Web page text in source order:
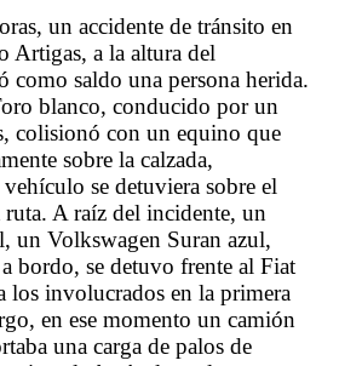
un accidente de tránsito en
Artigas, a la altura del
saldo una persona herida.
blanco, conducido por un
colisionó con un equino que
sobre la calzada,
se detuviera sobre el
A raíz del incidente, un
un Volkswagen Suran azul,
bordo, se detuvo frente al Fiat
los involucrados en la primera
en ese momento un camión
una carga de palos de